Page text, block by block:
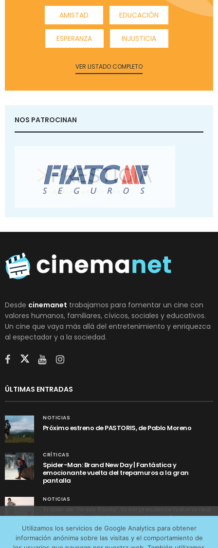
AMISTAD EDUCACIÓN
ESPERANZA INJUSTICIA
VER LISTADO COMPLETO
NOS PATROCINAN
Desde cinemanet trabajamos para fomentar un cine con
valores humanos, familiares, cívicos, sociales y educativos.
Un cine que vaya más allá del entretenimiento y enriquezca
al espectador y a la sociedad.
ÚLTIMAS ENTRADAS
NOTICIAS
Próximo estreno de PASTORIS, de Pablo Moreno
CRÍTICAS
Spider-Man: Brand New Day | Fantástica y
emocionante vuelta del trepamuros a la gran
pantalla
NOTICIAS
Tráiler de ‘Yo soy Rocky’, la sorprendente historia real
detrás de cómo Stallone se convirtió en Rocky
Utilizamos los servicios de Google Analytics para obtener
información anónima sobre las visitas y el comportamiento de
tráfico web que recibimos y conocer los servicios que
más os interesan. Puede cambiar las preferencias y